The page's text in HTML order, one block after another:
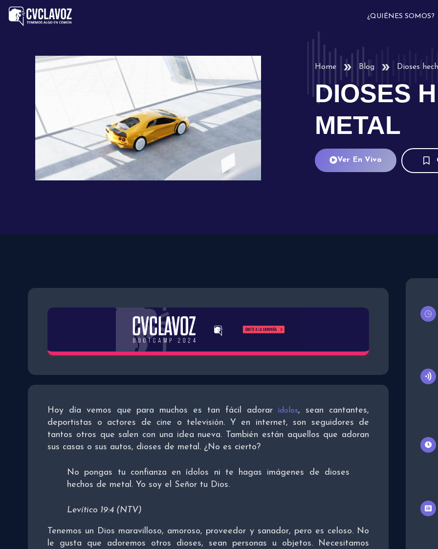
¿QUIÉNES SOMOS?
Home Blog Dioses
DIOSES
METAL
Ver En Vivo
Hoy día vemos que para muchos es tan fácil adorar ídolos, sean cantantes,
deportistas o actores de cine o televisión. Y en internet, son seguidores de
tantos otros que salen con una idea nueva. También están aquellos que adoran
sus casas o sus autos, dioses de metal. ¿No es cierto?
No pongas tu confianza en ídolos ni te hagas imágenes de dioses
hechos de metal. Yo soy el Señor tu Dios.
Levítico 19:4 (NTV)
Tenemos un Dios maravilloso, amoroso, proveedor y sanador, pero es celoso. No
le gusta que adoremos otros dioses, sean personas u objetos. Necesitamos